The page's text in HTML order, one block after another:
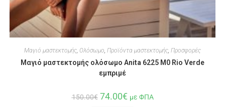
Μαγιό μαστεκτομής, Ολόσωμο, Προϊόντα μαστεκτομής, Προσφορές
Μαγιό μαστεκτομής ολόσωμο Anita 6225 M0 Rio Verde
εμπριμέ
150.00€ 74.00€ με ΦΠΑ